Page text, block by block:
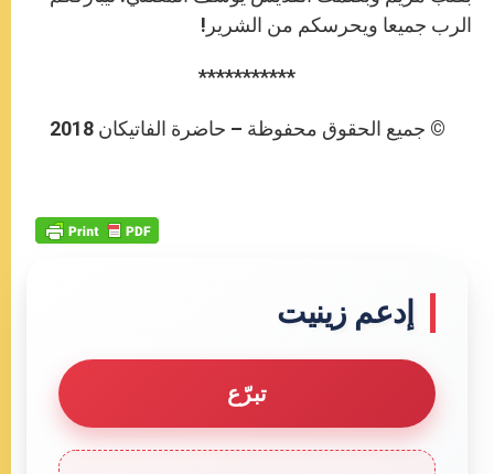
الرب جميعا ويحرسكم من الشرير!‏‏
***********
© جميع الحقوق محفوظة – حاضرة الفاتيكان 2018
إدعم زينيت
تبرّع